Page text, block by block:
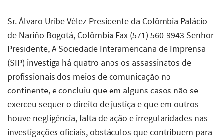
Sr. Álvaro Uribe Vélez Presidente da Colômbia Palácio
de Nariño Bogotá, Colômbia Fax (571) 560-9943 Senhor
Presidente, A Sociedade Interamericana de Imprensa
(SIP) investiga há quatro anos os assassinatos de
profissionais dos meios de comunicação no
continente, e concluiu que em alguns casos não se
exerceu sequer o direito de justiça e que em outros
houve negligência, falta de ação e irregularidades nas
investigações oficiais, obstáculos que contribuem para